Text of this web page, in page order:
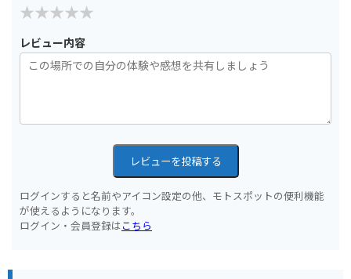
レビュー内容
レビューを投稿する
ログインすると名前やアイコン設定の他、モトスポットの便利機能
が使えるようになります。
ログイン・会員登録はこちら